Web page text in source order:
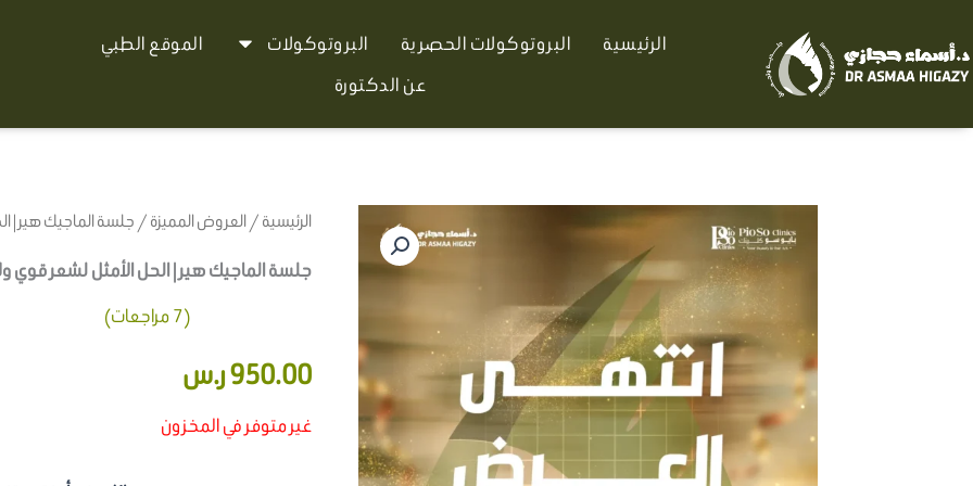
إلى
المحتوى
الرئيسية البروتوكولات الحصرية البروتوكولات
الموقع الطبي
عن الدكتورة
الرئيسية/العروض المميزة/ جلسة الماجيك هير |
جلسة الماجيك هير | الحل الأمثل لشعر قوي
4.43
من 5
بناءً على
عملاء
(
7مراجعات)
950.00ر.س
غير متوفر في المخزون